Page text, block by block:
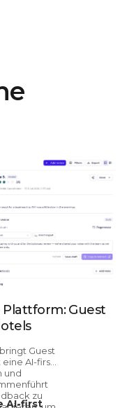
Guest
Guest
eine AI-first
und
zu
AI-first